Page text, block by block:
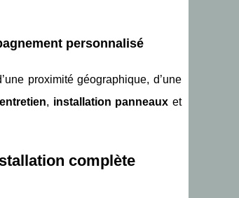
personnalisé
proximité géographique, d’une
entretien, installation panneaux et
complète